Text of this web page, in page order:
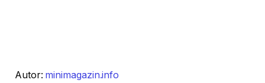
Autor: minimagazin.info